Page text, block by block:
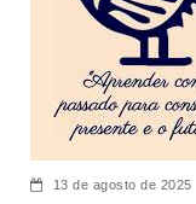
13 de agosto de 2025